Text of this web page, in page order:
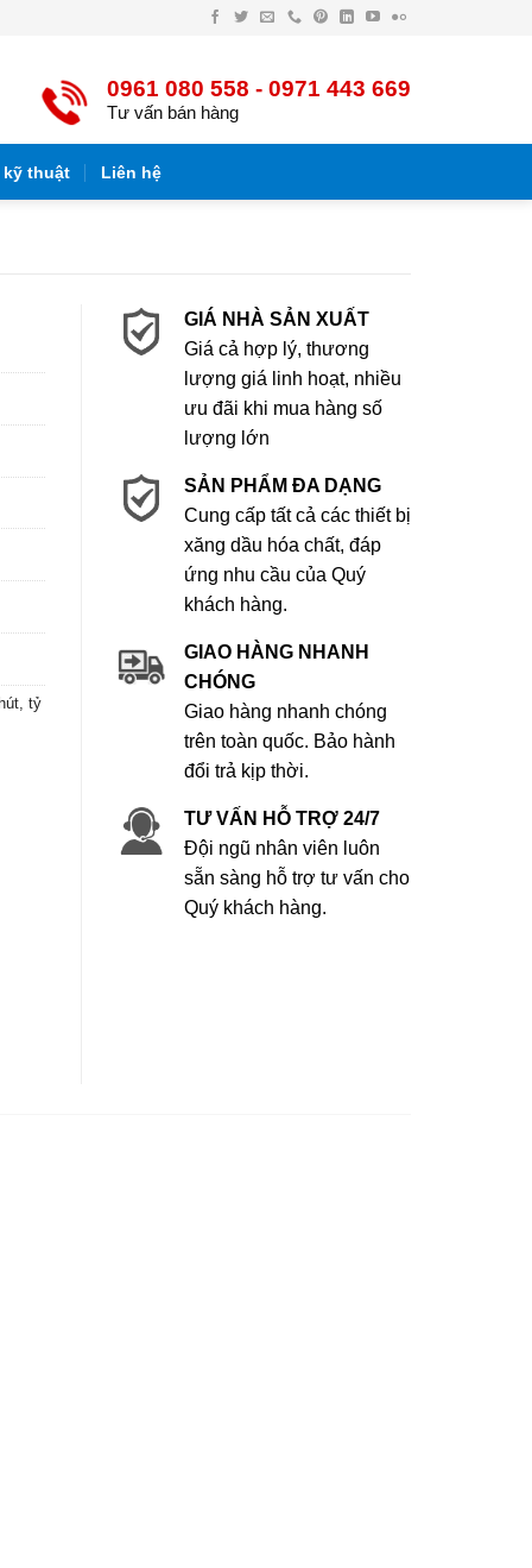
Facebook
TwitterEmailĐiện
PinterestLinkedInYouTube
Flickr
0961 080 558 - 0971 443 669
Tư vấn bán hàng
kỹ thuật Liên hệ
tỷ
GIÁ NHÀ SẢN XUẤT
Giá cả hợp lý, thương
lượng giá linh hoạt, nhiều
ưu đãi khi mua hàng số
lượng lớn
SẢN PHẨM ĐA DẠNG
Cung cấp tất cả các thiết bị
xăng dầu hóa chất, đáp
ứng nhu cầu của Quý
khách hàng.
GIAO HÀNG NHANH
CHÓNG
Giao hàng nhanh chóng
trên toàn quốc. Bảo hành
đổi trả kịp thời.
TƯ VẤN HỖ TRỢ 24/7
Đội ngũ nhân viên luôn
sẵn sàng hỗ trợ tư vấn cho
Quý khách hàng.